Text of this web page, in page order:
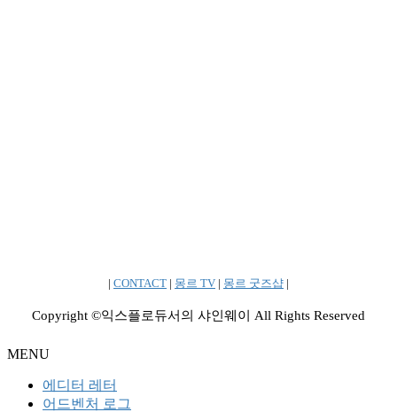
| CONTACT | 몽르 TV | 몽르 굿즈샵 |
Copyright ©익스플로듀서의 샤인웨이 All Rights Reserved
MENU
에디터 레터
어드벤처 로그